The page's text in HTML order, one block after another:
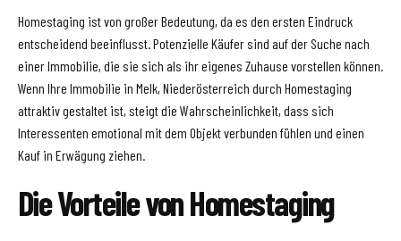
Homestaging ist von großer Bedeutung, da es den ersten Eindruck
entscheidend beeinflusst. Potenzielle Käufer sind auf der Suche nach
einer Immobilie, die sie sich als ihr eigenes Zuhause vorstellen können.
Wenn Ihre Immobilie in Melk, Niederösterreich durch Homestaging
attraktiv gestaltet ist, steigt die Wahrscheinlichkeit, dass sich
Interessenten emotional mit dem Objekt verbunden fühlen und einen
Kauf in Erwägung ziehen.
Die Vorteile von Homestaging